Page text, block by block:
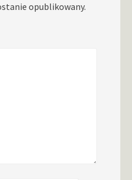
opublikowany.